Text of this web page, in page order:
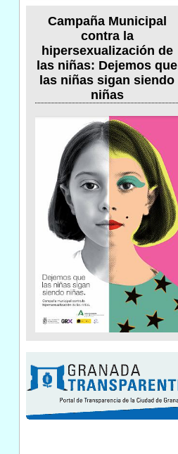
Campaña Municipal
contra la
hipersexualización de
las niñas: Dejemos que
las niñas sigan siendo
niñas